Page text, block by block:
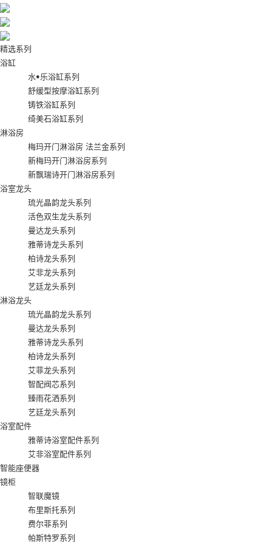
精选系列
浴缸
水•乐浴缸系列
舒缓型按摩浴缸系列
铸铁浴缸系列
绮美石浴缸系列
淋浴房
梅玛开门淋浴房 法兰金系列
新梅玛开门淋浴房系列
新飘瑞诗开门淋浴房系列
浴室龙头
琉光晶韵龙头系列
活色双生龙头系列
曼达龙头系列
雅蒂诗龙头系列
柏诗龙头系列
艾非龙头系列
艺廷龙头系列
淋浴龙头
琉光晶韵龙头系列
曼达龙头系列
雅蒂诗龙头系列
柏诗龙头系列
艾菲龙头系列
智配阀芯系列
臻雨花洒系列
艺廷龙头系列
浴室配件
雅蒂诗浴室配件系列
艾非浴室配件系列
智能座便器
镜柜
智联魔镜
布里斯托系列
费尔菲系列
帕斯特罗系列